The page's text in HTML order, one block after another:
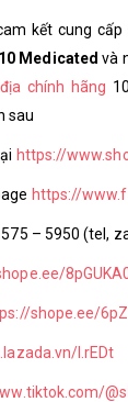
kết cung cấp
Medicated và
chính hãng
sau
https://
https://
– 5950 (tel,
shope.ee/
l.rEDt